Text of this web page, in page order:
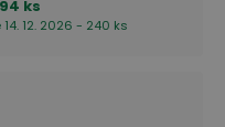
94 ks
12. 2026 - 240 ks